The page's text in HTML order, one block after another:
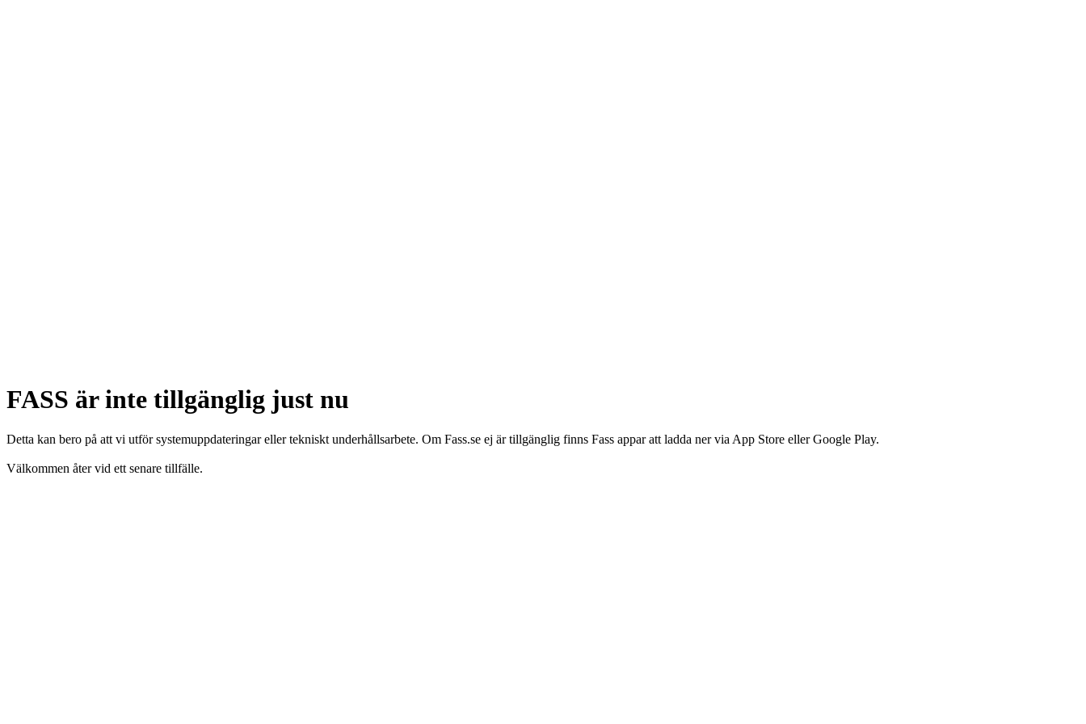
FASS är inte tillgänglig just nu
Detta kan bero på att vi utför systemuppdateringar eller tekniskt underhållsarbete. Om Fass.se ej är tillgänglig finns Fass appar att ladda ner via App Store eller Google Play.
Välkommen åter vid ett senare tillfälle.